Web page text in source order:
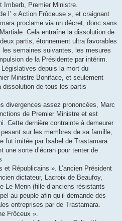
Imberb, Premier Ministre.
l’ « Action Frôceuse », et craignant
proclame via un décret, donc sans
Cela entraîne la dissolution de
partis, étonnement ultra favorables
semaines suivantes, les mesures
de la Présidente par intérim.
depuis la mort du
Ministre Boniface, et seulement
de tous les partis
divergences assez prononcées, Marc
de Premier Ministre et est
Cette dernière contrainte à demeurer
sur les membres de sa famille,
fut imitée par Isabel de Trastamara.
une sorte d’écran pour tenter de
et Républicains ». L’ancien Président
dictateur, Lacroix de Beaufoy,
Le Menn (fille d’anciens résistants
au peuple afin qu’il demande des
entreprises par de Trastamara.
Frôceux ».